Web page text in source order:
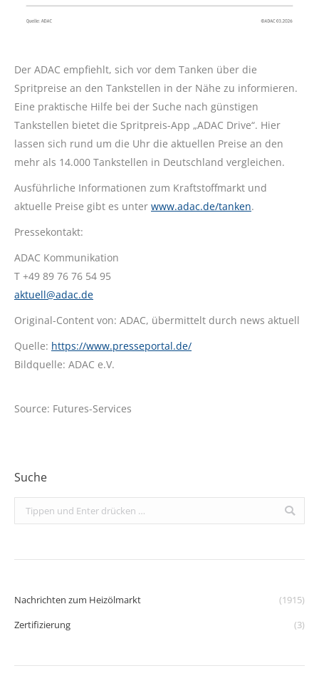
Der ADAC empfiehlt, sich vor dem Tanken über die
Spritpreise an den Tankstellen in der Nähe zu informieren.
Eine praktische Hilfe bei der Suche nach günstigen
Tankstellen bietet die Spritpreis-App „ADAC Drive“. Hier
lassen sich rund um die Uhr die aktuellen Preise an den
mehr als 14.000 Tankstellen in Deutschland vergleichen.
Ausführliche Informationen zum Kraftstoffmarkt und
aktuelle Preise gibt es unter www.adac.de/tanken.
Pressekontakt:
ADAC Kommunikation
T +49 89 76 76 54 95
aktuell@adac.de
Original-Content von: ADAC, übermittelt durch news aktuell
Quelle: https://www.presseportal.de/
Bildquelle: ADAC e.V.
Source: Futures-Services
Suche
Search:
Nachrichten zum Heizölmarkt
(1915)
Zertifizierung
(3)